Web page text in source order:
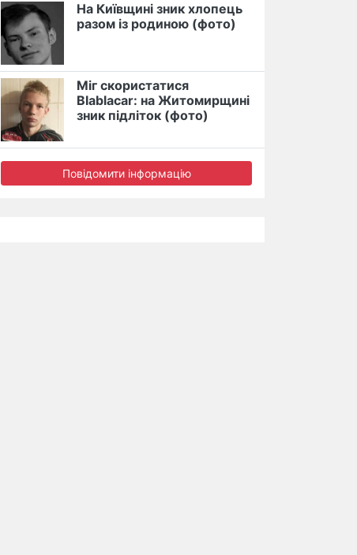
На Київщині зник хлопець
разом із родиною (фото)
Міг скористатися
Blablacar: на Житомирщині
зник підліток (фото)
Повідомити інформацію